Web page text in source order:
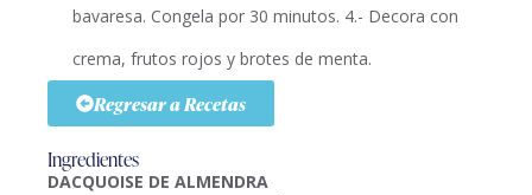
bavaresa. Congela por 30 minutos. 4.- Decora con
crema, frutos rojos y brotes de menta.
Regresar a Recetas
Ingredientes
DACQUOISE DE ALMENDRA